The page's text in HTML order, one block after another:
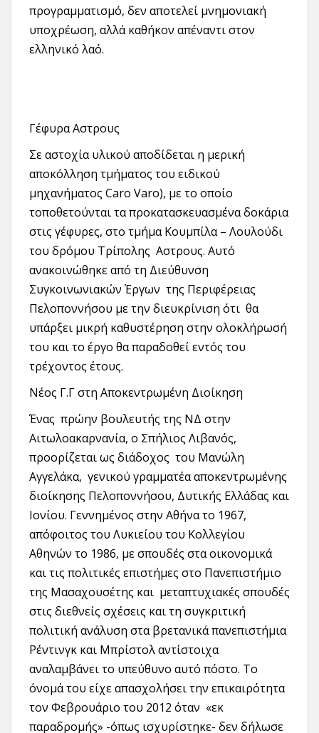
προγραμματισμό, δεν αποτελεί μνημονιακή
υποχρέωση, αλλά καθήκον απέναντι στον
ελληνικό λαό.
Γέφυρα Αστρους
Σε αστοχία υλικού αποδίδεται η μερική
αποκόλληση τμήματος του ειδικού
μηχανήματος Caro Varo), με το οποίο
τοποθετούνται τα προκατασκευασμένα δοκάρια
στις γέφυρες, στο τμήμα Κουμπίλα – Λουλούδι
του δρόμου Τρίπολης Αστρους. Αυτό
ανακοινώθηκε από τη Διεύθυνση
Συγκοινωνιακών Έργων της Περιφέρειας
Πελοποννήσου με την διευκρίνιση ότι θα
υπάρξει μικρή καθυστέρηση στην ολοκλήρωσή
του και το έργο θα παραδοθεί εντός του
τρέχοντος έτους.
Νέος Γ.Γ στη Αποκεντρωμένη Διοίκηση
Ένας πρώην βουλευτής της ΝΔ στην
Αιτωλοακαρνανία, ο Σπήλιος Λιβανός,
προορίζεται ως διάδοχος του Μανώλη
Αγγελάκα, γενικού γραμματέα αποκεντρωμένης
διοίκησης Πελοποννήσου, Δυτικής Ελλάδας και
Ιονίου. Γεννημένος στην Αθήνα το 1967,
απόφοιτος του Λυκιείου του Κολλεγίου
Αθηνών το 1986, με σπουδές στα οικονομικά
και τις πολιτικές επιστήμες στο Πανεπιστήμιο
της Μασαχουσέτης και μεταπτυχιακές σπουδές
στις διεθνείς σχέσεις και τη συγκριτική
πολιτική ανάλυση στα βρετανικά πανεπιστήμια
Ρέντινγκ και Μπρίστολ αντίστοιχα
αναλαμβάνει το υπεύθυνο αυτό πόστο. Το
όνομά του είχε απασχολήσει την επικαιρότητα
τον Φεβρουάριο του 2012 όταν «εκ
παραδρομής» -όπως ισχυρίστηκε- δεν δήλωσε